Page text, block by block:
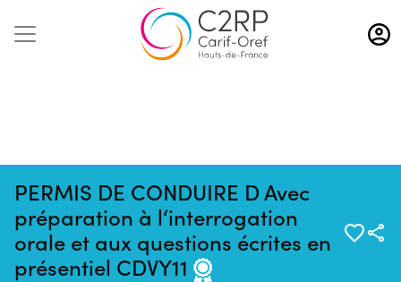
Aller
au
contenu
PERMIS DE CONDUIRE D Avec
préparation à l‘interrogation
orale et aux questions écrites en
présentiel CDVY11
Pas de session programmée en
ce moment